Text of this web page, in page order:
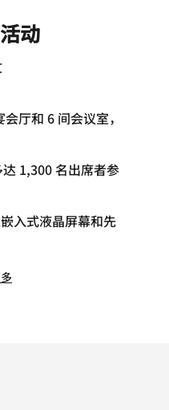
动
厅和 6 间会议室，
1,300 名出席者参
入式液晶屏幕和先